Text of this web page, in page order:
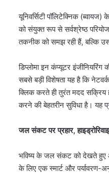
यूनिवर्सिटी पॉलिटेक्निक
को संयुक्त रूप से सर्वश्रेष्ठ
तकनीक को समझ रही हैं, बल्कि
डिप्लोमा इन कंप्यूटर
सबसे बड़ी विशेषता यह है कि
क्लिक करते ही तुरंत मदद सक्रिय
करने की बेहतरीन सुविधा है। यह
जल संकट पर प्रहार,
भविष्य के जल संकट को देखते हुए
के लिए एक स्मार्ट और पर्यावरण-